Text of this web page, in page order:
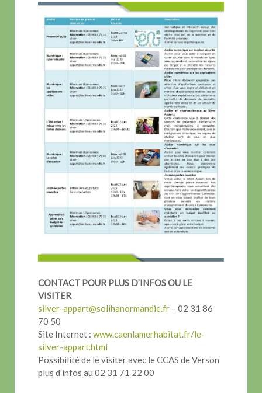
CONTACT POUR PLUS D’INFOS OU LE
VISITER
silver-appart@solihanormandie.fr – 02 31 86
70 50
Site Internet : www.caenlamerhabitat.fr/le-
silver-appart.html
Possibilité de le visiter avec le CCAS de Verson
plus d’infos au 02 31 71 22 00